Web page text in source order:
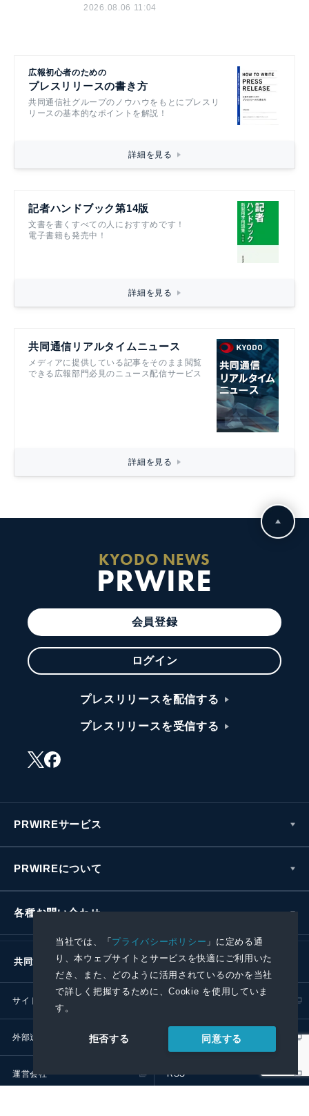
当社では、「プライバシーポリシー 」に定める通
り、本ウェブサイトとサービスを快適にご利用いた
だき、また、どのように活用されているのかを当社
で詳しく把握するために、Cookie を使用していま
す。
拒否する 同意する
2026.08.06 11:04
広報初心者のための
プレスリリースの書き方
共同通信社グループのノウハウをもとにプレスリ
リースの基本的なポイントを解説！
詳細を見る
記者ハンドブック第14版
文書を書くすべての人におすすめです！
電子書籍も発売中！
詳細を見る
共同通信リアルタイムニュース
メディアに提供している記事をそのまま閲覧
できる広報部門必見のニュース配信サービス
詳細を見る
KYODO NEWS
PRWIRE
会員登録
ログイン
プレスリリースを配信する
プレスリリースを受信する
PRWIREサービス
PRWIREについて
各種お問い合わせ
共同通信社グループ
サイトポリシー
外部送信ポリシー プレスリリース取扱基準
運営会社 RSS